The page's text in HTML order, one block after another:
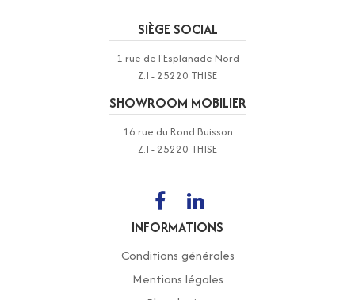
SIÈGE SOCIAL
1 rue de l'Esplanade Nord
Z.I - 25220 THISE
SHOWROOM MOBILIER
16 rue du Rond Buisson
Z.I - 25220 THISE
INFORMATIONS
Conditions générales
Mentions légales